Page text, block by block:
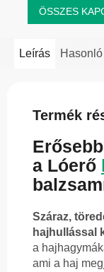
ÖSSZES
Leírás
Termék
a Lóerő
Száraz,
hajhullással
a
ami a haj